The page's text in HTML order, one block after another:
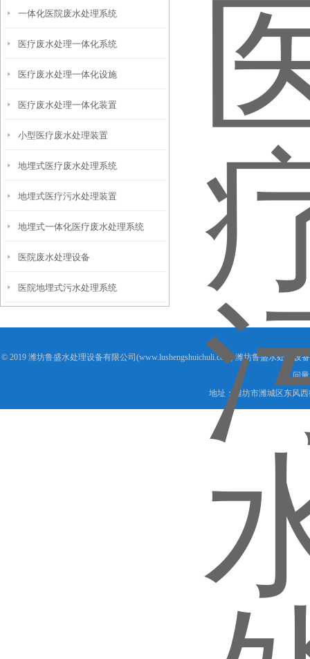
一体化医院废水处理系统
医疗废水处理一体化系统
医疗废水处理一体化设施
医疗废水处理一体化装置
小型医疗废水处理装置
地埋式医疗废水处理系统
地埋式医疗污水处理装置
地埋式一体化医疗废水处理系统
医院废水处理设备
医院地埋式污水处理系统
© 2019 潍坊鲁盛水处理设备有限公司(www.lushengshuichuli.com) 潍坊鲁盛水处理设
问
地址：潍坊市潍城区东风